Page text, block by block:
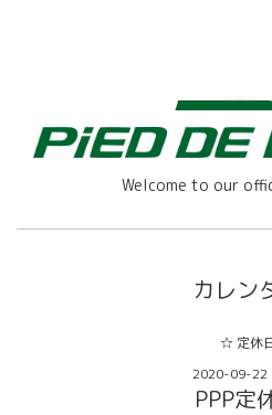
Welcome to our
カレン
☆ 定休
2020-09-22
PPP定